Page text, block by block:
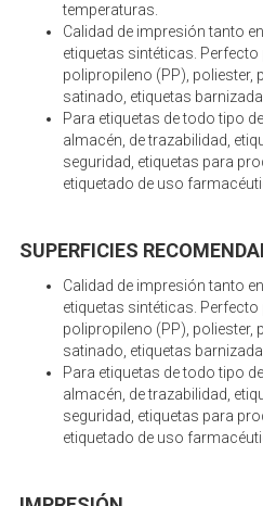
temperaturas.
Calidad de impresión tanto
etiquetas sintéticas. Perfecto
polipropileno (PP), poliester,
satinado, etiquetas
Para etiquetas de todo tipo
almacén, de trazabilidad,
seguridad, etiquetas para
etiquetado de uso
SUPERFICIES
Calidad de impresión tanto
etiquetas sintéticas. Perfecto
polipropileno (PP), poliester,
satinado, etiquetas
Para etiquetas de todo tipo
almacén, de trazabilidad,
seguridad, etiquetas para
etiquetado de uso